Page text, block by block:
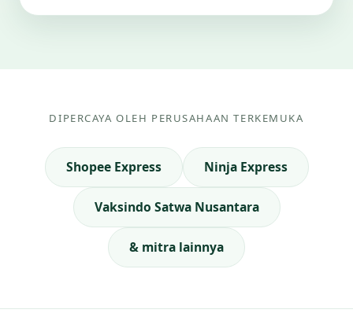
DIPERCAYA OLEH PERUSAHAAN TERKEMUKA
Shopee Express Ninja Express
Vaksindo Satwa Nusantara
& mitra lainnya